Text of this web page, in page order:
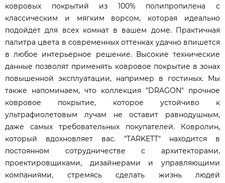
ковровых покрытий из 100% полипропилена c
классическим и мягким ворсом, которая идеально
подойдет для всех комнат в вашем доме. Практичная
палитра цвета в современных оттенках удачно впишется
в любое интерьерное решение. Высокие технические
данные позволят применять ковровое покрытие в зонах
повышенной эксплуатации, например в гостиных. Мы
также напоминаем, что коллекция "DRAGON" прочное
ковровое покрытие, которое устойчиво к
ультрафиолетовым лучам не оставит равнодушным,
даже самых требовательных покупателей. Ковролин,
который вдохновляет вас. "TARKETT" находится в
постоянном сотрудничестве с архитекторами,
проектировщиками, дизайнерами и управляющими
компаниями, стремясь сделать жизнь людей